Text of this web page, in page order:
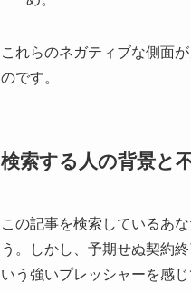
これらのネガティブな側面
のです。
検索する人の背景と
この記事を検索しているあ
う。しかし、予期せぬ契約
いう強いプレッシャーを感